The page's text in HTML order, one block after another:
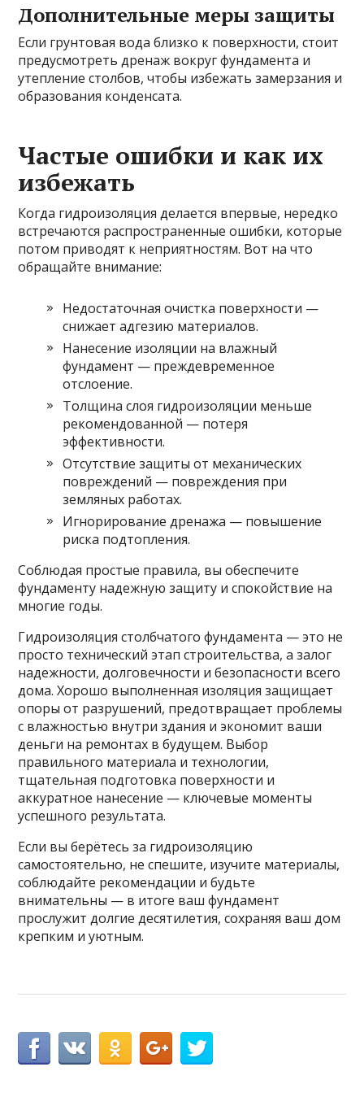
Дополнительные меры защиты
Если грунтовая вода близко к поверхности, стоит
предусмотреть дренаж вокруг фундамента и
утепление столбов, чтобы избежать замерзания и
образования конденсата.
Частые ошибки и как их
избежать
Когда гидроизоляция делается впервые, нередко
встречаются распространенные ошибки, которые
потом приводят к неприятностям. Вот на что
обращайте внимание:
Недостаточная очистка поверхности —
снижает адгезию материалов.
Нанесение изоляции на влажный
фундамент — преждевременное
отслоение.
Толщина слоя гидроизоляции меньше
рекомендованной — потеря
эффективности.
Отсутствие защиты от механических
повреждений — повреждения при
земляных работах.
Игнорирование дренажа — повышение
риска подтопления.
Соблюдая простые правила, вы обеспечите
фундаменту надежную защиту и спокойствие на
многие годы.
Гидроизоляция столбчатого фундамента — это не
просто технический этап строительства, а залог
надежности, долговечности и безопасности всего
дома. Хорошо выполненная изоляция защищает
опоры от разрушений, предотвращает проблемы
с влажностью внутри здания и экономит ваши
деньги на ремонтах в будущем. Выбор
правильного материала и технологии,
тщательная подготовка поверхности и
аккуратное нанесение — ключевые моменты
успешного результата.
Если вы берётесь за гидроизоляцию
самостоятельно, не спешите, изучите материалы,
соблюдайте рекомендации и будьте
внимательны — в итоге ваш фундамент
прослужит долгие десятилетия, сохраняя ваш дом
крепким и уютным.